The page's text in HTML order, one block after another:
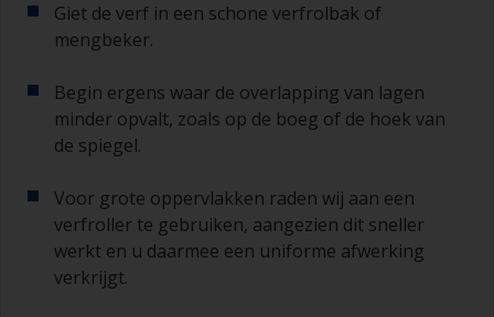
Giet de verf in een schone verfrolbak of
mengbeker.
Begin ergens waar de overlapping van lagen
minder opvalt, zoals op de boeg of de hoek van
de spiegel.
Voor grote oppervlakken raden wij aan een
verfroller te gebruiken, aangezien dit sneller
werkt en u daarmee een uniforme afwerking
verkrijgt.